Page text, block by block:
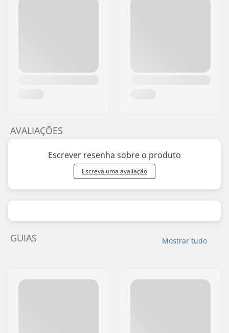
AVALIAÇÕES
Escrever resenha sobre o produto
Escreva uma avaliação
Mostrar tudo
GUIAS